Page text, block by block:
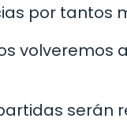
por tantos